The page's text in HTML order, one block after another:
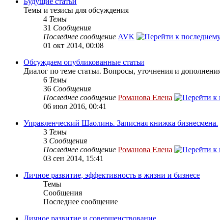
Темы и тезисы для обсуждения
4 Темы
31 Сообщения
Последнее сообщение AVK
01 окт 2014, 00:08
Обсуждаем опубликованные статьи
Диалог по теме статьи. Вопросы, уточнения и
6 Темы
36 Сообщения
Последнее сообщение Романова Елена
06 июл 2016, 00:41
Управленческий Шаолинь. Записная книжка бизнесмена.
3 Темы
3 Сообщения
Последнее сообщение Романова Елена
03 сен 2014, 15:41
Личное развитие, эффективность в жизни и бизнесе
Темы
Сообщения
Последнее сообщение
Личное развитие и совершенствование